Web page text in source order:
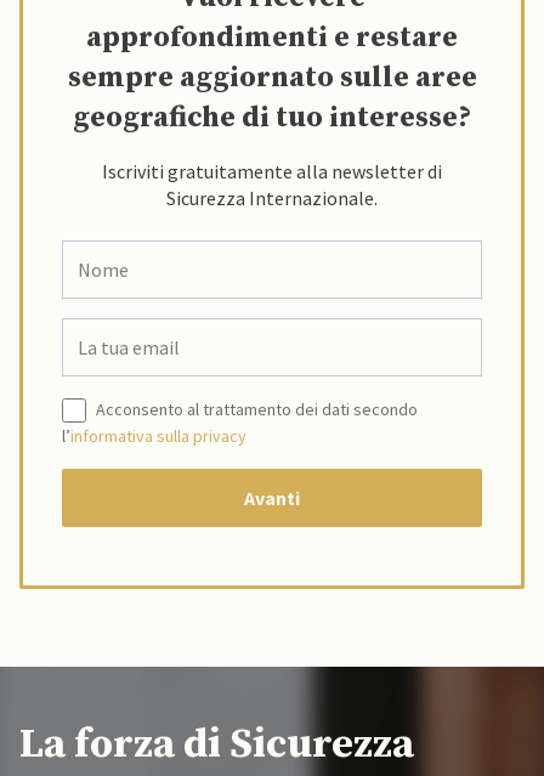
approfondimenti e restare
sempre aggiornato sulle aree
geografiche di tuo interesse?
Iscriviti gratuitamente alla newsletter di
Sicurezza Internazionale.
Acconsento al trattamento dei dati secondo
l’informativa sulla privacy
La forza di Sicurezza